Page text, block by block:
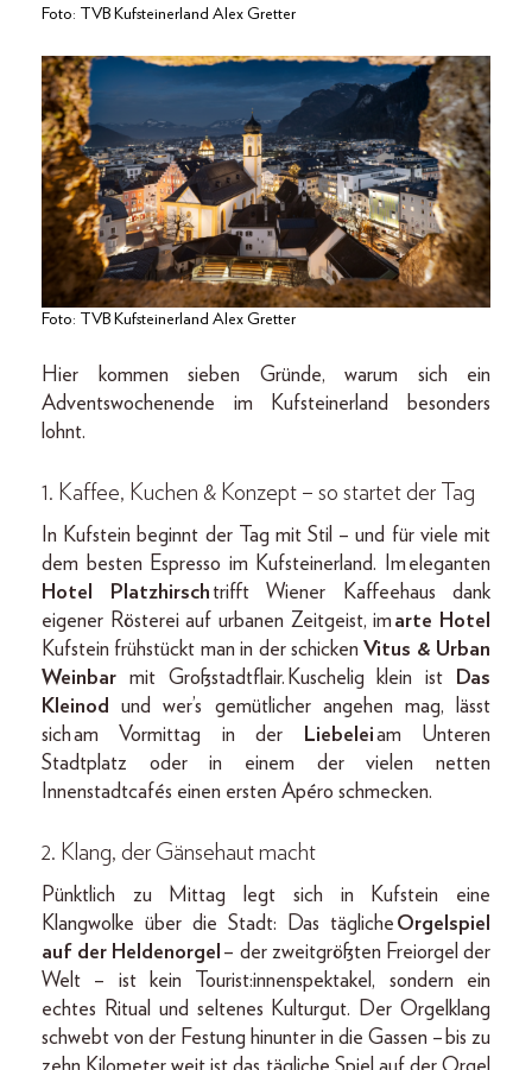
Foto: TVB Kufsteinerland Alex Gretter
Foto: TVB Kufsteinerland Alex Gretter
Hier kommen sieben Gründe, warum sich ein
Adventswochenende im Kufsteinerland besonders
lohnt.
1. Kaffee, Kuchen & Konzept – so startet der Tag
In Kufstein beginnt der Tag mit Stil – und für viele mit
dem besten Espresso im Kufsteinerland. Im eleganten
Hotel
Platzhirsch trifft Wiener Kaffeehaus dank
eigener Rösterei auf urbanen Zeitgeist, im arte Hotel
Kufstein frühstückt man in der schicken Vitus & Urban
Weinbar mit Großstadtflair. Kuschelig klein ist Das
Kleinod
und wer’s gemütlicher angehen mag, lässt
sich am Vormittag in der
Liebeleiam Unteren
Stadtplatz oder in einem der vielen netten
Innenstadtcafés einen ersten Apéro schmecken.
2. Klang, der Gänsehaut macht
Pünktlich zu Mittag legt sich in Kufstein eine
Klangwolke über die Stadt: Das tägliche Orgelspiel
auf der Heldenorgel – der zweitgrößten Freiorgel der
Welt – ist kein Tourist:innenspektakel, sondern ein
echtes Ritual und seltenes Kulturgut. Der Orgelklang
schwebt von der Festung hinunter in die Gassen – bis zu